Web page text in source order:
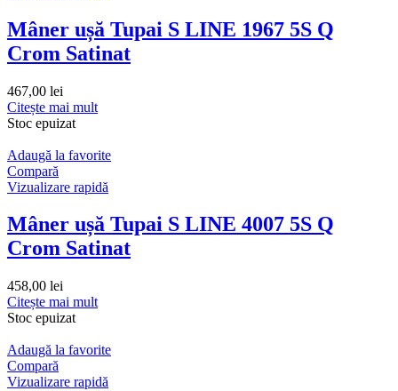
Mâner ușă Tupai S LINE 1967 5S Q
Crom Satinat
467,00 lei
Citește mai mult
Stoc epuizat
Adaugă la favorite
Compară
Vizualizare rapidă
Mâner ușă Tupai S LINE 4007 5S Q
Crom Satinat
458,00 lei
Citește mai mult
Stoc epuizat
Adaugă la favorite
Compară
Vizualizare rapidă